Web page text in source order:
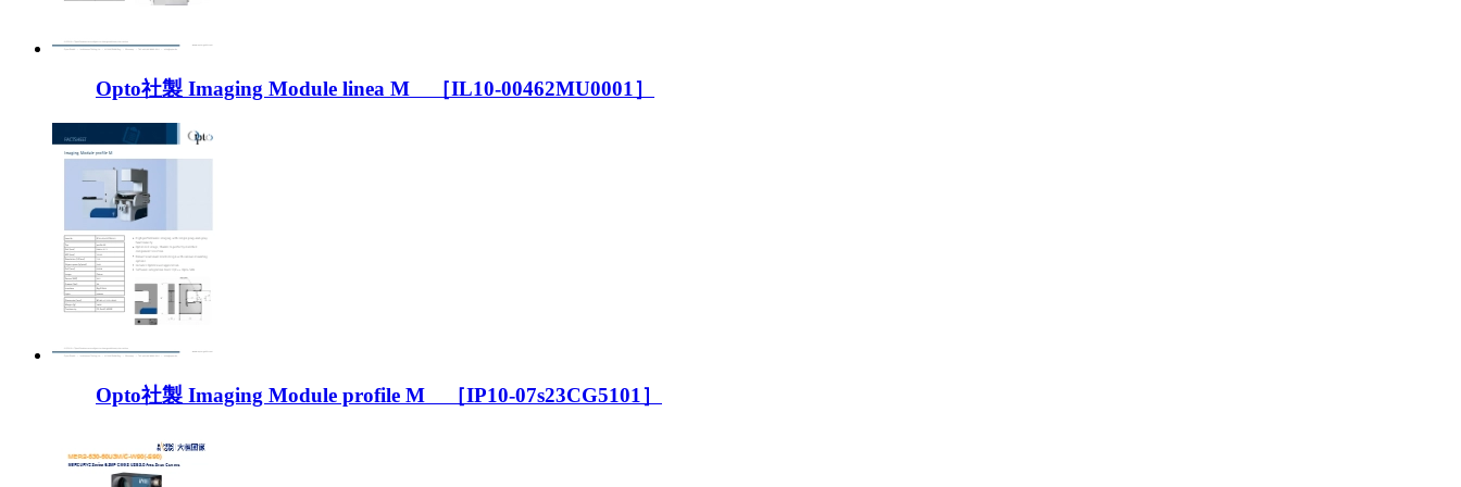
Opto社製 Imaging Module linea M ［IL10-00462MU0001］
Opto社製 Imaging Module profile M ［IP10-07s23CG5101］